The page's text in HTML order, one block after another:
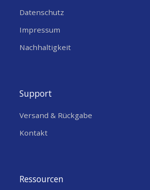
Datenschutz
Impressum
Nachhaltigkeit
Support
Versand & Rückgabe
Kontakt
Ressourcen